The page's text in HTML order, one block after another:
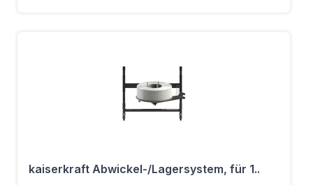
kaiserkraft Abwickel-/Lagersystem, für 1..